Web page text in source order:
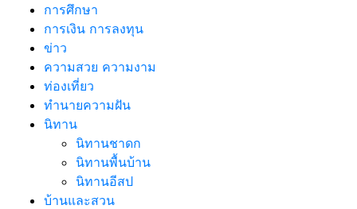
การศึกษา
การเงิน การลงทุน
ข่าว
ความสวย ความงาม
ท่องเที่ยว
ทํานายความฝัน
นิทาน
นิทานชาดก
นิทานพื้นบ้าน
นิทานอีสป
บ้านและสวน